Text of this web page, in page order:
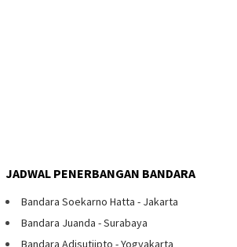
JADWAL PENERBANGAN BANDARA
Bandara Soekarno Hatta - Jakarta
Bandara Juanda - Surabaya
Bandara Adisutjipto - Yogyakarta